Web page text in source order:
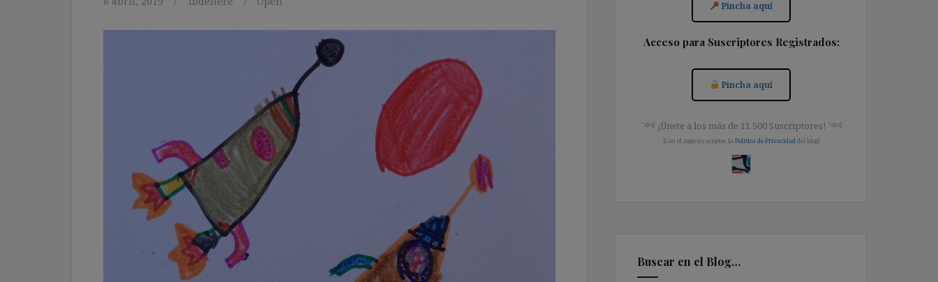
Pincha aquí
Acceso para Suscriptores Registrados:
Pincha aquí
༺ ¡Únete a los más de 11.500 Suscriptores! ༺
[Con el registro aceptas la Política de Privacidad del blog]
Buscar en el Blog…